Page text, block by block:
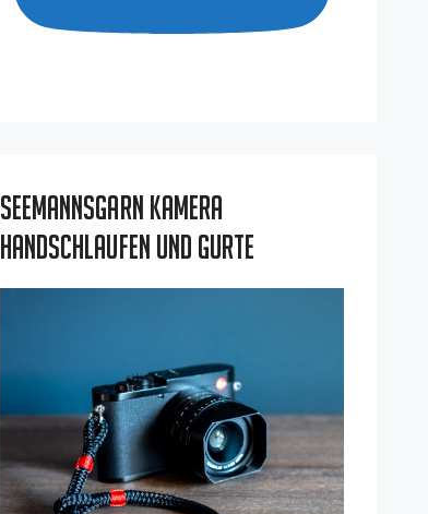
Seemannsgarn Kamera
Handschlaufen und Gurte